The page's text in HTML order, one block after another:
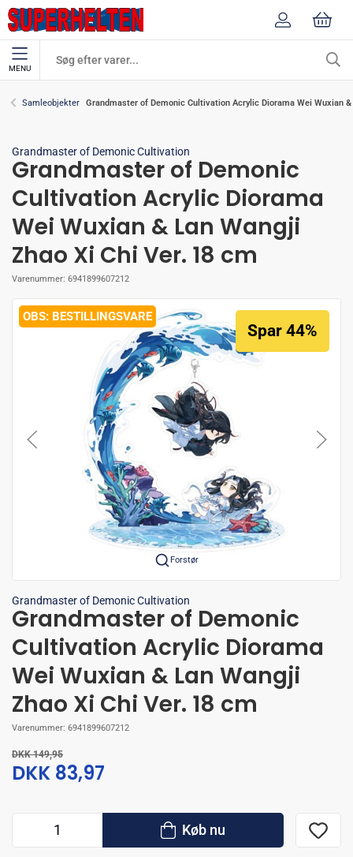
MENU
Samleobjekter Grandmaster of Demonic Cultivation Acrylic Diorama Wei Wuxian
Grandmaster of Demonic Cultivation
Grandmaster of Demonic
Cultivation Acrylic Diorama
Wei Wuxian & Lan Wangji
Zhao Xi Chi Ver. 18 cm
Varenummer: 6941899607212
BESTILLINGSVARE
Forstør
Spar 44%
Grandmaster of Demonic Cultivation
Grandmaster of Demonic
Cultivation Acrylic Diorama
Wei Wuxian & Lan Wangji
Zhao Xi Chi Ver. 18 cm
Varenummer: 6941899607212
DKK 149,95
DKK 83,97
Køb nu